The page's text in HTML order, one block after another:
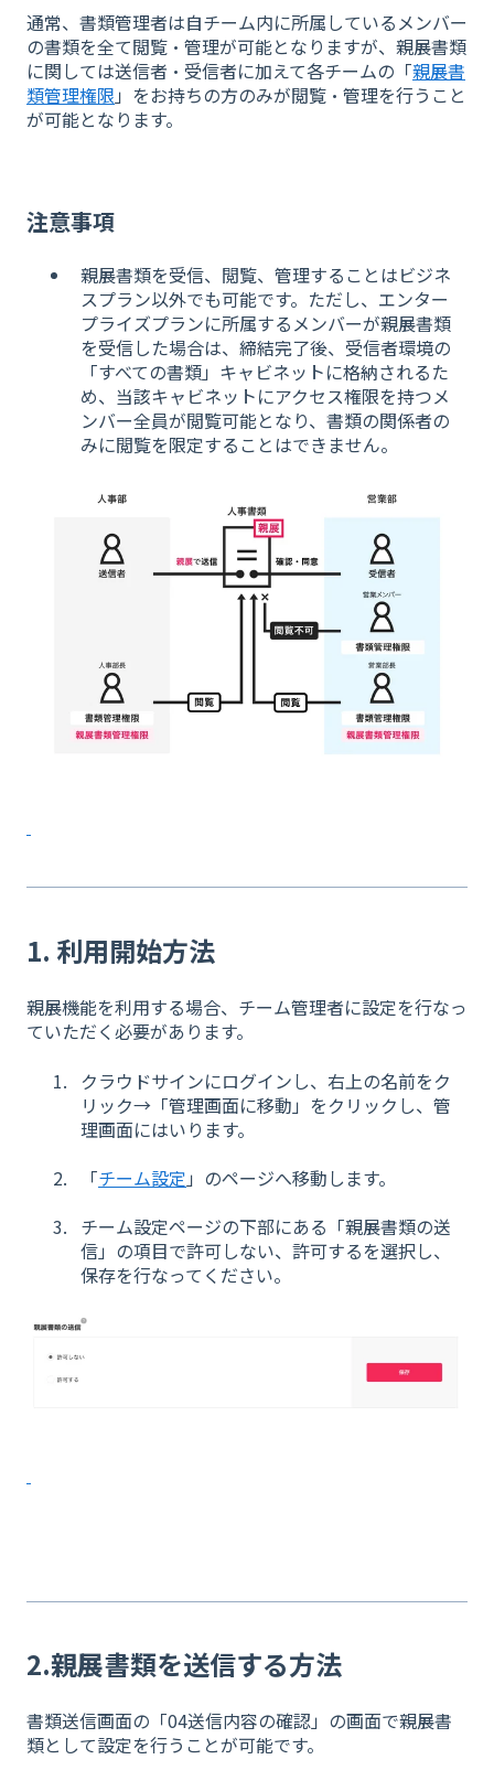
通常、書類管理者は自チーム内に所属しているメンバー
の書類を全て閲覧・管理が可能となりますが、親展書類
に関しては送信者・受信者に加えて各チームの「親展書
類管理権限 」をお持ちの方のみが閲覧・管理を行うこと
が可能となります。
注意事項
親展書類を受信、閲覧、管理することはビジネ
スプラン以外でも可能です。ただし、エンター
プライズプランに所属するメンバーが親展書類
を受信した場合は、締結完了後、受信者環境の
「すべての書類」キャビネットに格納されるた
め、当該キャビネットにアクセス権限を持つメ
ンバー全員が閲覧可能となり、書類の関係者の
みに閲覧を限定することはできません。
1. 利用開始方法
親展機能を利用する場合、チーム管理者に設定を行なっ
ていただく必要があります。
クラウドサインにログインし、右上の名前をク
リック→「管理画面に移動」をクリックし、管
理画面にはいります。
「チーム設定 」のページへ移動します。
チーム設定ページの下部にある「親展書類の送
信」の項目で許可しない、許可するを選択し、
保存を行なってください。
2.親展書類を送信する方法
書類送信画面の「04送信内容の確認」の画面で親展書
類として設定を行うことが可能です。